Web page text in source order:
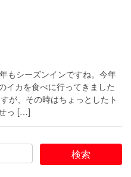
もシーズンインですね。今年
イカを食べに行ってきました
が、その時はちょっとしたト
っ […]